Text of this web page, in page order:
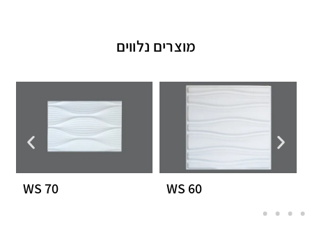
מוצרים נלווים
WS 60
WS 70